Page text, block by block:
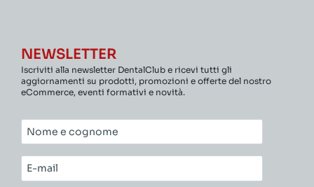
NEWSLETTER
Iscriviti alla newsletter DentalClub e ricevi tutti gli
aggiornamenti su prodotti, promozioni e offerte del nostro
eCommerce, eventi formativi e novità.
Nome
e
cognome*
E-
mail*